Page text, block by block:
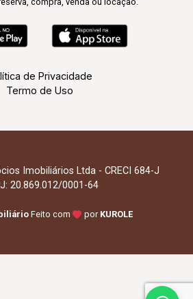
de Privacidade
Termo de Uso
Imobiliários Ltda - CRECI 684-J
20.869.012/0001-64
Feito com por KUROLE